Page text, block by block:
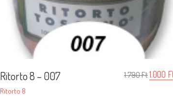
Ritorto 8 – 007
Ritorto 8
1.790Ft1.000